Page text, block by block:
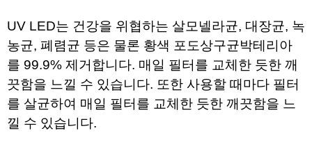
UV LED는 건강을 위협하는 살모넬라균, 대장균, 녹
농균, 폐렴균 등은 물론 황색 포도상구균박테리아
를 99.9% 제거합니다. 매일 필터를 교체한 듯한 깨
끗함을 느낄 수 있습니다. 또한 사용할 때마다 필터
를 살균하여 매일 필터를 교체한 듯한 깨끗함을 느
낄 수 있습니다.